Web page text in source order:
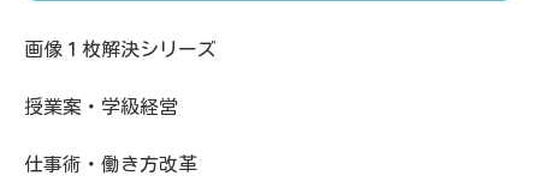
画像１枚解決シリーズ
授業案・学級経営
仕事術・働き方改革